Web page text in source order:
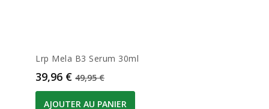
Lrp Mela B3 Serum 30ml
Prix
39,96 € Prix de base
49,95 €
AJOUTER AU PANIER